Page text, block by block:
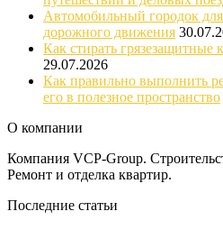
Автомобильный городок
дорожного движения
Как стирать грязезащитные
29.07.2026
Как правильно выполнить
его в полезное пространство
О компании
Компания VCP-Group.
Ремонт и отделка квартир.
Последние статьи